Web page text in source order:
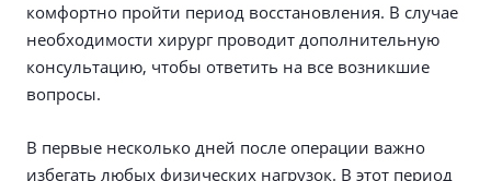
комфортно пройти период восстановления. В случае
необходимости хирург проводит дополнительную
консультацию, чтобы ответить на все возникшие
вопросы.
В первые несколько дней после операции важно
избегать любых физических нагрузок. В этот период